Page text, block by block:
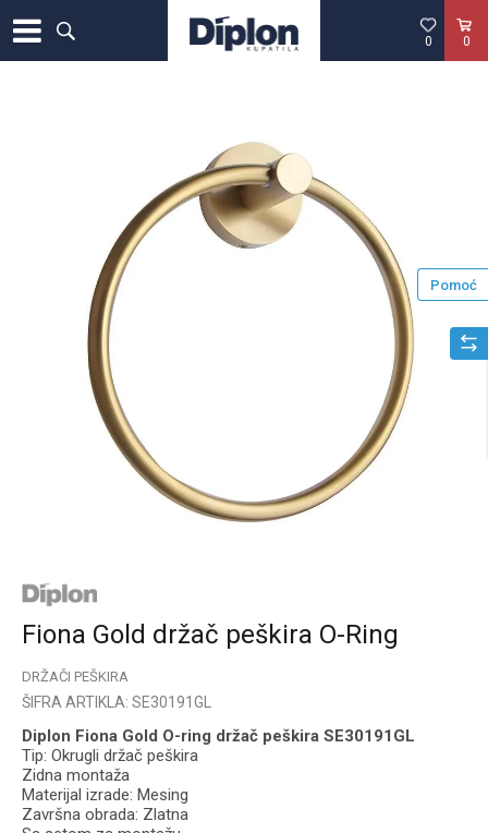
0
0
Fiona Gold držač peškira O-Ring
DRŽAČI PEŠKIRA
ŠIFRA ARTIKLA: SE30191GL
Diplon Fiona Gold O-ring držač peškira SE30191GL
Tip: Okrugli držač peškira
Zidna montaža
Materijal izrade: Mesing
Završna obrada: Zlatna
Pomoć